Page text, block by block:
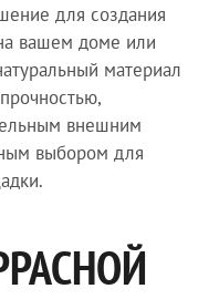
для создания
вашем доме или
материал
внешним
выбором для